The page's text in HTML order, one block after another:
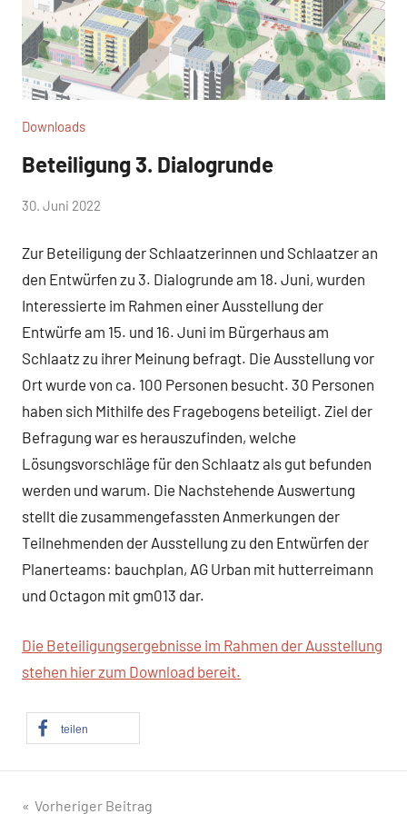
Downloads
Beteiligung 3. Dialogrunde
von
30. Juni 2022
Zur Beteiligung der Schlaatzerinnen und Schlaatzer an
den Entwürfen zu 3. Dialogrunde am 18. Juni, wurden
Interessierte im Rahmen einer Ausstellung der
Entwürfe am 15. und 16. Juni im Bürgerhaus am
Schlaatz zu ihrer Meinung befragt. Die Ausstellung vor
Ort wurde von ca. 100 Personen besucht. 30 Personen
haben sich Mithilfe des Fragebogens beteiligt. Ziel der
Befragung war es herauszufinden, welche
Lösungsvorschläge für den Schlaatz als gut befunden
werden und warum. Die Nachstehende Auswertung
stellt die zusammengefassten Anmerkungen der
Teilnehmenden der Ausstellung zu den Entwürfen der
Planerteams: bauchplan, AG Urban mit hutterreimann
und Octagon mit gm013 dar.
Die Beteiligungsergebnisse im Rahmen der Ausstellung
stehen hier zum Download bereit.
teilen
Vorheriger Beitrag